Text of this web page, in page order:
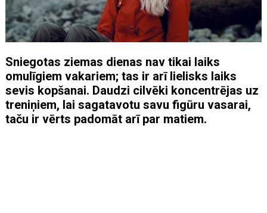
Sniegotas ziemas dienas nav tikai laiks
omulīgiem vakariem; tas ir arī lielisks laiks
sevis kopšanai. Daudzi cilvēki koncentrējas uz
treniņiem, lai sagatavotu savu figūru vasarai,
taču ir vērts padomāt arī par matiem.